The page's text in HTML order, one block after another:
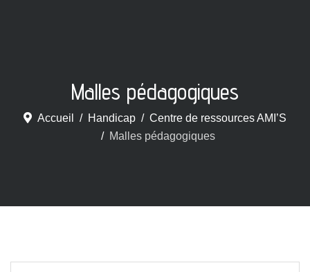
Malles pédagogiques
Accueil Handicap
Centre de ressources AMI’S
Malles pédagogiques